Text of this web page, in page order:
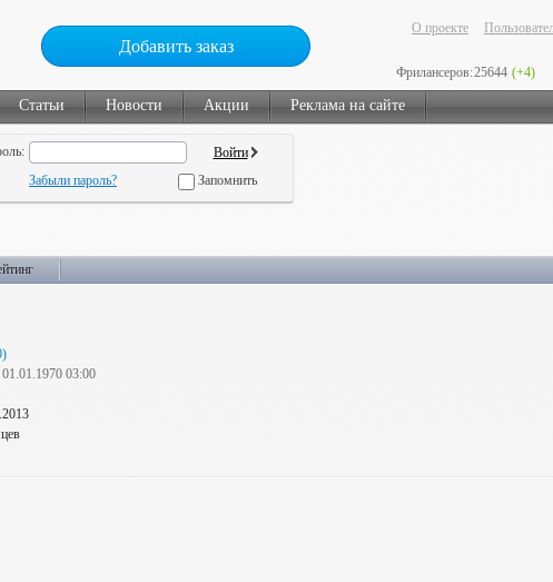
Добавить заказ
О проекте
Фрилансеров:25644 (+4)
Статьи Новости Акции Реклама на сайте
Забыли пароль? Запомнить
03:00